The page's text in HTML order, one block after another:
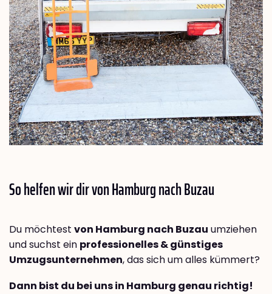
So helfen wir dir von Hamburg nachBuzau
Du möchtest von Hamburg nach Buzau umziehen
und suchst ein professionelles & günstiges
Umzugsunternehmen, das sich um alles kümmert?
Dann bist du bei uns in Hamburg genau richtig!